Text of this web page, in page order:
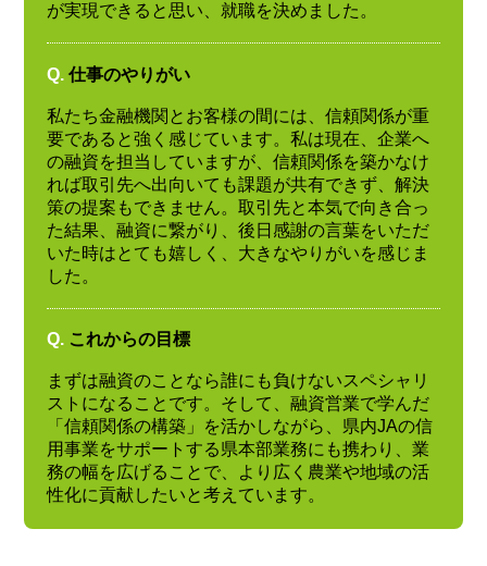
が実現できると思い、就職を決めました。
Q. 仕事のやりがい
私たち金融機関とお客様の間には、信頼関係が重
要であると強く感じています。私は現在、企業へ
の融資を担当していますが、信頼関係を築かなけ
れば取引先へ出向いても課題が共有できず、解決
策の提案もできません。取引先と本気で向き合っ
た結果、融資に繋がり、後日感謝の言葉をいただ
いた時はとても嬉しく、大きなやりがいを感じま
した。
Q. これからの目標
まずは融資のことなら誰にも負けないスペシャリ
ストになることです。そして、融資営業で学んだ
「信頼関係の構築」を活かしながら、県内JAの信
用事業をサポートする県本部業務にも携わり、業
務の幅を広げることで、より広く農業や地域の活
性化に貢献したいと考えています。